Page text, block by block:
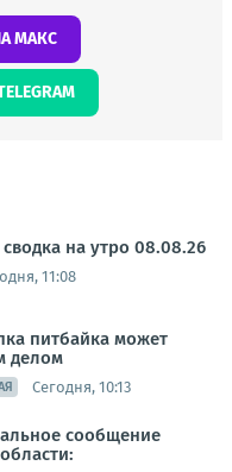
МАКС
на утро 08.08.26
11:08
питбайка может
делом
Сегодня, 10:13
сообщение